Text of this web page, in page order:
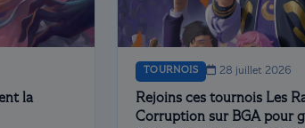
la
TOURNOIS 28 juillet 2026
Rejoins ces tournois Les
Corruption sur BGA pour